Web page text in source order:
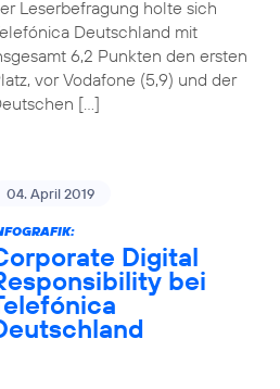
Leserbefragung holte sich
Deutschland mit
6,2 Punkten den ersten
vor Vodafone (5,9) und der
[…]
04. April 2019
Digital
bei